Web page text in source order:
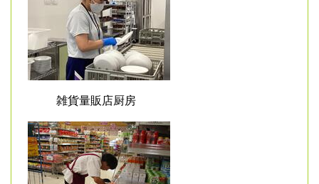
雑貨量販店厨房